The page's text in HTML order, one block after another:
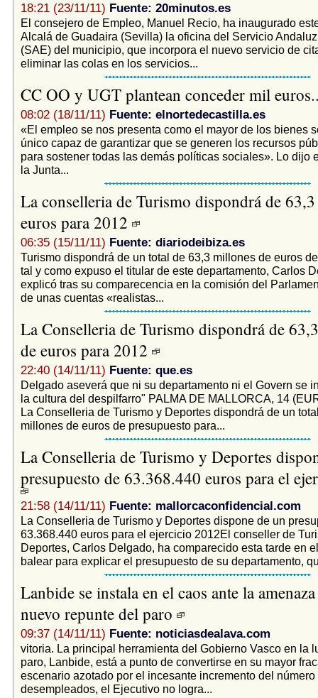
18:21 (23/11/11) Fuente: 20minutos.es
El consejero de Empleo, Manuel Recio, ha inaugurado
Alcalá de Guadaira (Sevilla) la oficina del Servicio
(SAE) del municipio, que incorpora el nuevo servicio de
eliminar las colas en los servicios...
CC OO y UGT plantean conceder mil
08:02 (18/11/11) Fuente: elnortedecastilla.es
«El empleo se nos presenta como el mayor de los bienes
único capaz de garantizar que se generen los recursos
para sostener todas las demás políticas sociales». Lo dijo
la Junta...
La conselleria de Turismo dispondrá de
euros para 2012
06:35 (15/11/11) Fuente: diariodeibiza.es
Turismo dispondrá de un total de 63,3 millones de euros
tal y como expuso el titular de este departamento, Carlos
explicó tras su comparecencia en la comisión del
de unas cuentas «realistas...
La Conselleria de Turismo dispondrá de
de euros para 2012
22:40 (14/11/11) Fuente: que.es
Delgado aseverá que ni su departamento ni el Govern se
la cultura del despilfarro" PALMA DE MALLORCA, 14
La Conselleria de Turismo y Deportes dispondrá de un
millones de euros de presupuesto para...
La Conselleria de Turismo y Deportes
presupuesto de 63.368.440 euros para el
21:58 (14/11/11) Fuente: mallorcaconfidencial.com
La Conselleria de Turismo y Deportes dispone de un
63.368.440 euros para el ejercicio 2012El conseller de
Deportes, Carlos Delgado, ha comparecido esta tarde en
balear para explicar el presupuesto de su departamento,
Lanbide se instala en el caos ante la
nuevo repunte del paro
09:37 (14/11/11) Fuente: noticiasdealava.com
vitoria. La principal herramienta del Gobierno Vasco en la
paro, Lanbide, está a punto de convertirse en su mayor
escenario azotado por el incesante incremento del número
desempleados, el Ejecutivo no logra...